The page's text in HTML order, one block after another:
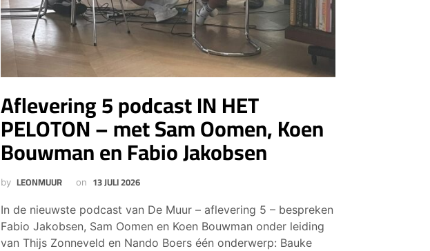
Aflevering 5 podcast IN HET
PELOTON – met Sam Oomen, Koen
Bouwman en Fabio Jakobsen
by LEONMUUR on 13 JULI 2026
In de nieuwste podcast van De Muur – aflevering 5 – bespreken
Fabio Jakobsen, Sam Oomen en Koen Bouwman onder leiding
van Thijs Zonneveld en Nando Boers één onderwerp: Bauke